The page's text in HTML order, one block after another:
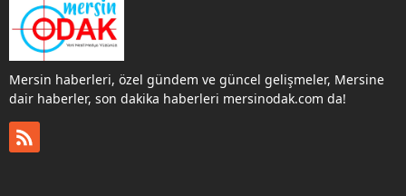
olmasının yanı sıra,
ilçeleri ve genel
özellikleriyle de dikkat
çeker. Mersin, bir liman
kentidir. Mersin Limanı
Türkiye’nin en büyük
limanları arasındadır.
Şehirde turizm, sanayi,
tarım, denizcilik
Mersin haberleri, özel gündem ve güncel gelişmeler, Mersine
dair haberler, son dakika haberleri mersinodak.com da!